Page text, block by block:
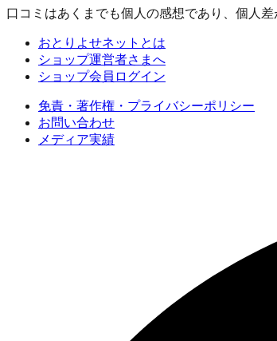
口コミはあくまでも個人の感想であり、個人
おとりよせネットとは
ショップ運営者さまへ
ショップ会員ログイン
免責・著作権・プライバシーポリシー
お問い合わせ
メディア実績